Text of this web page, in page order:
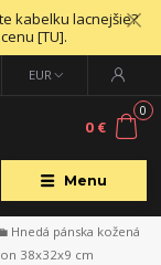
kabelku lacnejšie?
[TU].
Menu
EUR
0
0 €
Hnedá pánska kožená
38x32x9 cm